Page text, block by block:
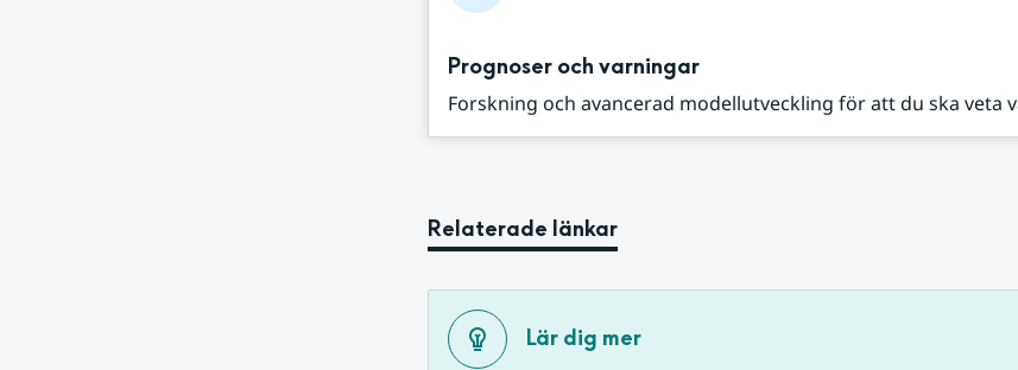
Prognoser och varningar
Forskning och avancerad modellutveckling för att du ska veta
Relaterade länkar
Lär dig mer